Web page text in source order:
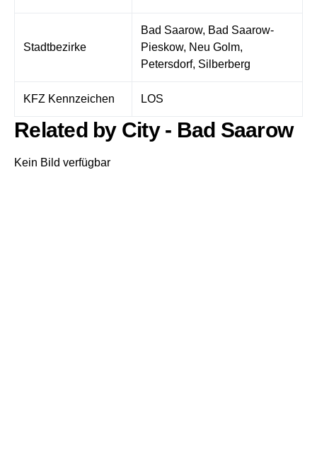
Stadtbezirke
Bad Saarow, Bad Saarow-
Pieskow, Neu Golm,
Petersdorf, Silberberg
KFZ Kennzeichen LOS
Related by City - Bad Saarow
Kein Bild verfügbar